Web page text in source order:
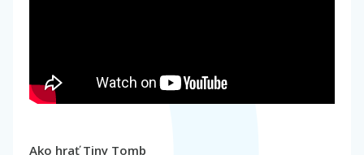
Ako hrať Tiny Tomb